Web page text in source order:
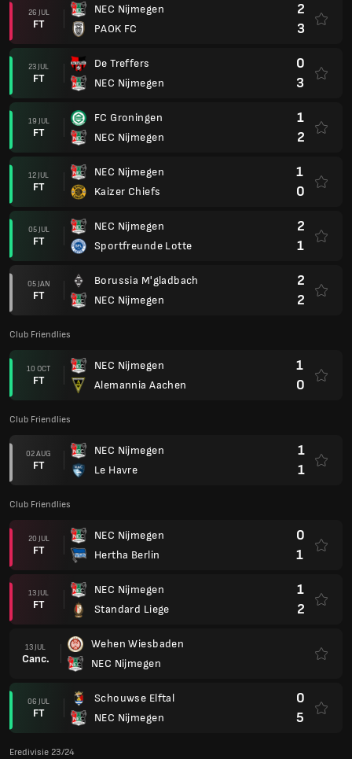
26 JUL
FT
NEC Nijmegen
PAOK FC
2
3
23 JUL
FT
De Treffers
NEC Nijmegen
0
3
19 JUL
FT
FC Groningen
NEC Nijmegen
1
2
12 JUL
FT
NEC Nijmegen
Kaizer Chiefs
1
0
05 JUL
FT
NEC Nijmegen
Sportfreunde Lotte
2
1
05 JAN
FT
Borussia M'gladbach
NEC Nijmegen
2
2
Club Friendlies
10 OCT
FT
NEC Nijmegen
Alemannia Aachen
1
0
Club Friendlies
02 AUG
FT
NEC Nijmegen
Le Havre
1
1
Club Friendlies
20 JUL
FT
NEC Nijmegen
Hertha Berlin
0
1
13 JUL
FT
NEC Nijmegen
Standard Liege
1
2
13 JUL
Canc.
Wehen Wiesbaden
NEC Nijmegen
06 JUL
FT
Schouwse Elftal
NEC Nijmegen
0
5
Eredivisie 23/24